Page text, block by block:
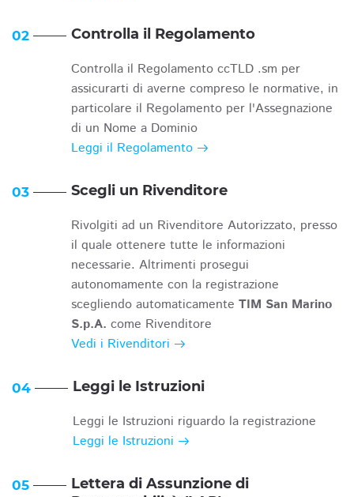
02 Controlla il Regolamento
Controlla il Regolamento ccTLD .sm per
assicurarti di averne compreso le normative, in
particolare il Regolamento per l'Assegnazione
di un Nome a Dominio
Leggi il Regolamento
03 Scegli un Rivenditore
Rivolgiti ad un Rivenditore Autorizzato, presso
il quale ottenere tutte le informazioni
necessarie. Altrimenti prosegui
autonomamente con la registrazione
scegliendo automaticamente TIM San Marino
S.p.A. come Rivenditore
Vedi i Rivenditori
04 Leggi le Istruzioni
Leggi le Istruzioni riguardo la registrazione
Leggi le Istruzioni
05
Lettera di Assunzione di